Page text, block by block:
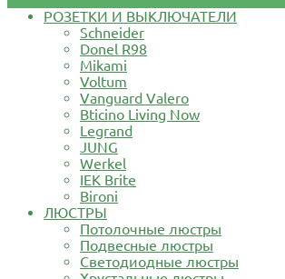
РОЗЕТКИ И ВЫКЛЮЧАТЕЛИ
Schneider
Donel R98
Mikami
Voltum
Vanguard Valero
Bticino Living Now
Legrand
JUNG
Werkel
IEK Brite
Bironi
ЛЮСТРЫ
Потолочные люстры
Подвесные люстры
Светодиодные люстры